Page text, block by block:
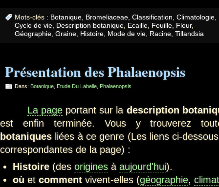
Mots-clés : Botanique, Bromeliaceae, Classification, Climatologie,
Cycle de vie, Description botanique, Ecaille, Feuille, Fleur,
Géographie, Graine, Histoire, Mode de vie, Racine, Tillandsia
Présentation des Phalaenopsis
Dans: Botanique, Etude Du Labelle, Phalaenopsis
La pageportant sur la description
est enfin terminée. Vous y trouverez
botaniques liées à ce genre (Les liens ci-
correspondantes de la page) :
Histoire(des originesà aujourd'hui).
où et commentvivent-elles (géographie,